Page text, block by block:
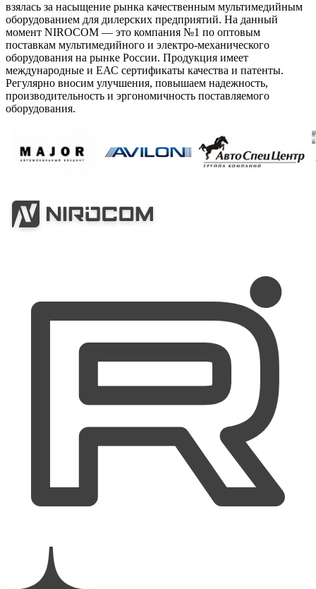
взялась за насыщение рынка качественным мультимедийным
оборудованием для дилерских предприятий. На данный
момент NIROCOM — это компания №1 по оптовым
поставкам мультимедийного и электро-механического
оборудования на рынке России. Продукция имеет
международные и ЕАС сертификаты качества и патенты.
Регулярно вносим улучшения, повышаем надежность,
производительность и эргономичность поставляемого
оборудования.